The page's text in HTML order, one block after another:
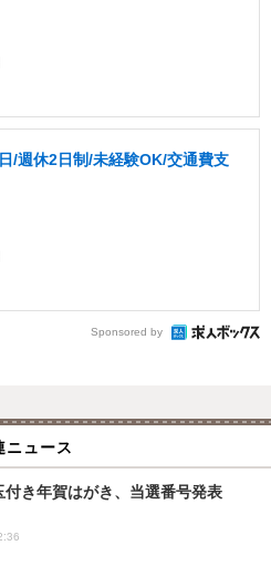
/週休2日制/未経験OK/交通費支
Sponsored by
ニュース
付き年賀はがき、当選番号発表